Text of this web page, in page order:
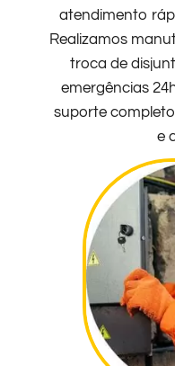
atendimento
Realizamos
troca de
emergências
suporte
e